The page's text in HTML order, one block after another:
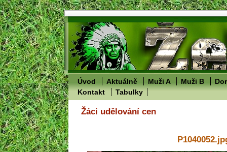
Úvod Aktuálně Muži A Muži B
Kontakt
Tabulky
Žáci udělování cen